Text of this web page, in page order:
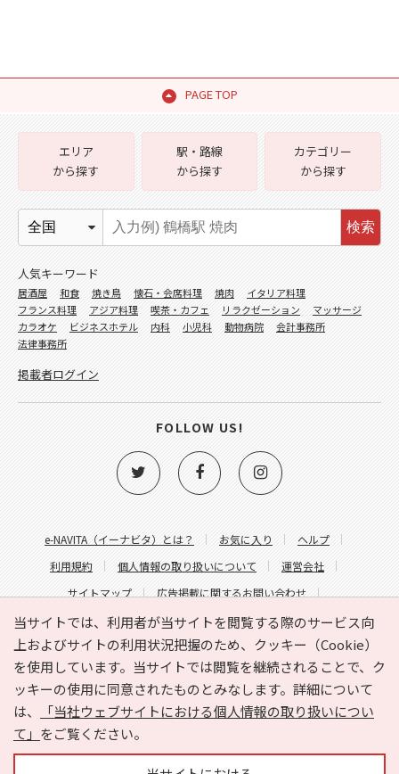
PAGE TOP
当サイトでは、利用者が当サイトを閲覧する際のサービス向
上およびサイトの利用状況把握のため、クッキー（Cookie）
を使用しています。当サイトでは閲覧を継続されることで、ク
ッキーの使用に同意されたものとみなします。詳細について
は、
「当社ウェブサイトにおける個人情報の取り扱いについ
て」 をご覧ください。
e-NAVITA（イーナビタ）とは？ お気に入り
ヘルプ
利用規約
個人情報の取り扱いについて
運営会社
サイトマップ
広告掲載に関するお問い合わせ
サイトの内容に関するお問い合わせ
エリア
から探す
駅・路線
から探す
カテゴリー
から探す
検索
人気キーワード
居酒屋 和食 焼き鳥 懐石・会席料理 焼肉
イタリア料理
フランス料理
アジア料理 喫茶・カフェ リラクゼーション
マッサージ
カラオケ
ビジネスホテル 内科 小児科 動物病院
会計事務所
法律事務所
掲載者ログイン
FOLLOW US!
Copyright © HYOJITO.Co.,Ltd. All Rights Reserved.